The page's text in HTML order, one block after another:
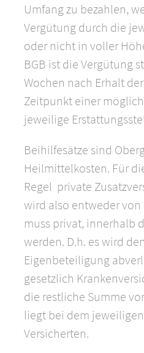
Umfang zu bezahlen,
Vergütung durch die
oder nicht in voller
BGB ist die Vergütung
Wochen nach Erhalt
Zeitpunkt einer
jeweilige
Beihilfesätze sind
Heilmittelkosten. Für
Regel private
wird also entweder
muss privat, innerhalb
werden. D.h. es wird
Eigenbeteiligung
gesetzlich
die restliche Summe
liegt bei dem
Versicherten.